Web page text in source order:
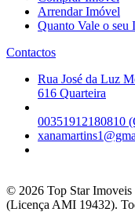
Arrendar Imóvel
Quanto Vale o seu
Contactos
Rua José da Luz
616 Quarteira
00351912180810
© 2026 Top Star
(Licença AMI 19432).